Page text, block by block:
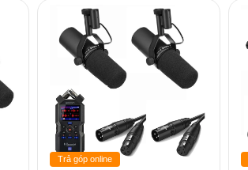
Trả góp online